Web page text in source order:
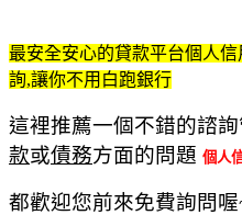
最安全安心的貸款平台個人
詢,讓你不用白跑銀行
這裡推薦一個不錯的諮
款或債務方面的問題 個人
都歡迎您前來免費詢問喔